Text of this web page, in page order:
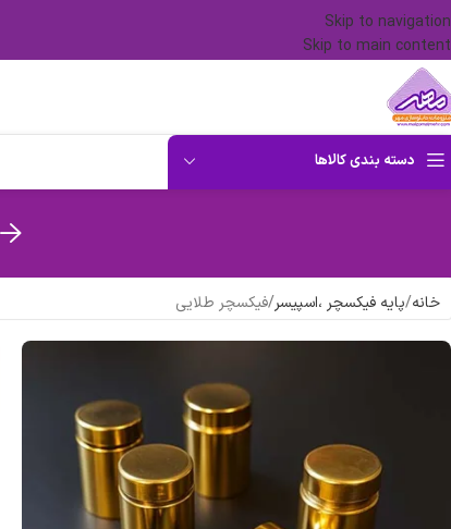
Skip to navigation
Skip to main content
دسته بندی کالاها
خانه پایه فیکسچر ،اسپیسر فیکسچر طلایی